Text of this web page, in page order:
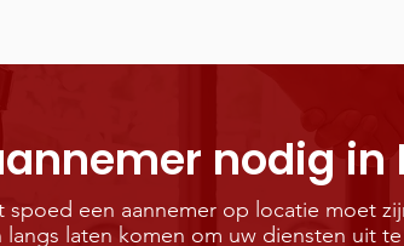
nodig in
een aannemer op locatie moet
laten komen om uw diensten uit